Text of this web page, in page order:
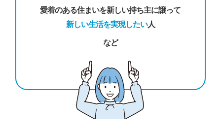
愛着のある住まいを新しい持ち主に譲って
新しい生活を実現したい人
など